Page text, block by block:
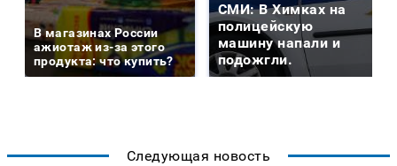
В магазинах России
ажиотаж из-за этого
продукта: что купить?
СМИ: В Химках на
полицейскую
машину напали и
подожгли.
Следующая новость